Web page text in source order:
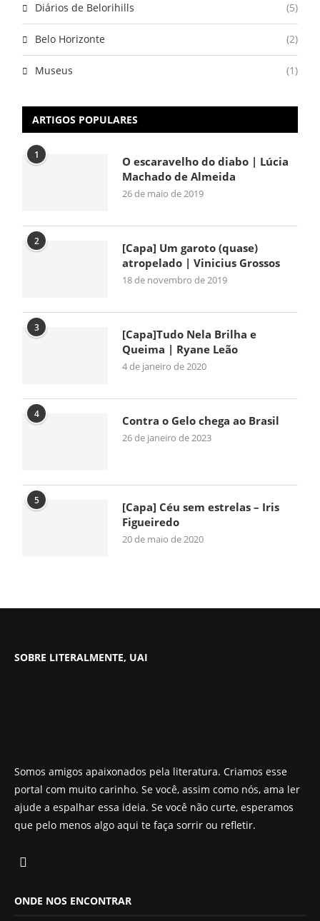
Diários de Belorihills (5)
Belo Horizonte (2)
Museus (1)
ARTIGOS POPULARES
1
O escaravelho do diabo | Lúcia
Machado de Almeida
26 de maio de 2019
2
[Capa] Um garoto (quase)
atropelado | Vinicius Grossos
18 de novembro de 2019
3
[Capa]Tudo Nela Brilha e
Queima | Ryane Leão
4 de janeiro de 2020
4 Contra o Gelo chega ao Brasil
26 de janeiro de 2023
5
[Capa] Céu sem estrelas – Iris
Figueiredo
20 de maio de 2020
SOBRE LITERALMENTE, UAI
Somos amigos apaixonados pela literatura. Criamos esse
portal com muito carinho. Se você, assim como nós, ama ler
ajude a espalhar essa ideia. Se você não curte, esperamos
que pelo menos algo aqui te faça sorrir ou refletir.
ONDE NOS ENCONTRAR